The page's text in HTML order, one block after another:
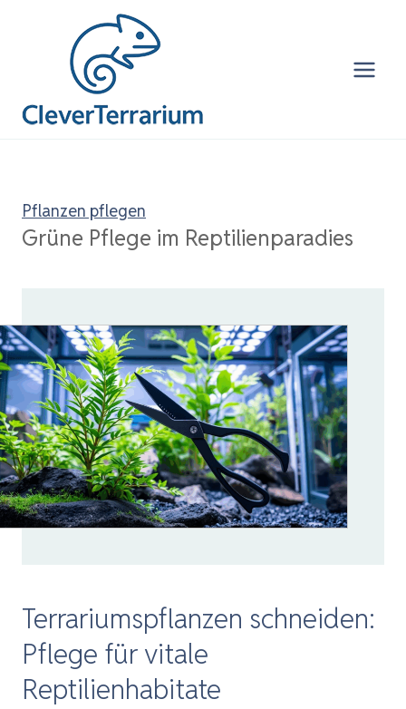
Pflanzen pflegen
Grüne Pflege im Reptilienparadies
Terrariumspflanzen schneiden:
Pflege für vitale
Reptilienhabitate